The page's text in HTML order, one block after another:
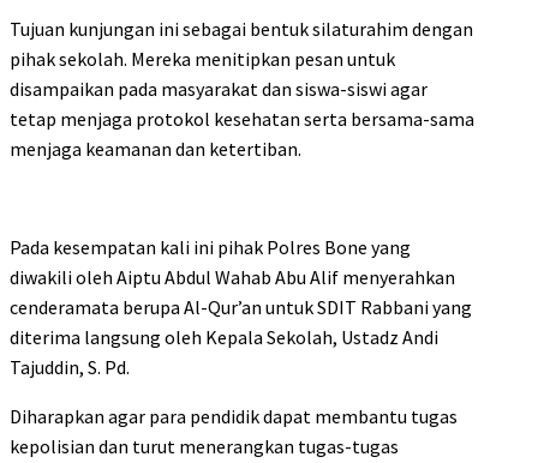
Tujuan kunjungan ini sebagai bentuk silaturahim dengan
pihak sekolah. Mereka menitipkan pesan untuk
disampaikan pada masyarakat dan siswa-siswi agar
tetap menjaga protokol kesehatan serta bersama-sama
menjaga keamanan dan ketertiban.
Pada kesempatan kali ini pihak Polres Bone yang
diwakili oleh Aiptu Abdul Wahab Abu Alif menyerahkan
cenderamata berupa Al-Qur’an untuk SDIT Rabbani yang
diterima langsung oleh Kepala Sekolah, Ustadz Andi
Tajuddin, S. Pd.
Diharapkan agar para pendidik dapat membantu tugas
kepolisian dan turut menerangkan tugas-tugas